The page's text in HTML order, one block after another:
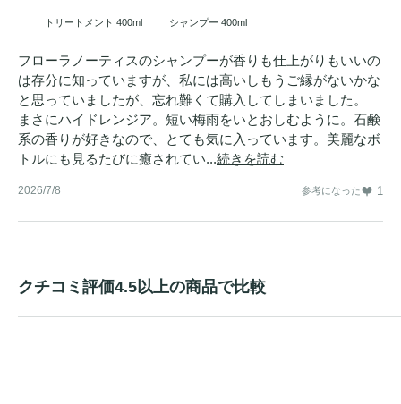
トリートメント 400ml シャンプー 400ml
フローラノーティスのシャンプーが香りも仕上がりもいいの
は存分に知っていますが、私には高いしもうご縁がないかな
と思っていましたが、忘れ難くて購入してしまいました。
まさにハイドレンジア。短い梅雨をいとおしむように。石鹸
系の香りが好きなので、とても気に入っています。美麗なボ
トルにも見るたびに癒されてい...続きを読む
2026/7/8 参考になった 1
クチコミ評価4.5以上の商品で比較